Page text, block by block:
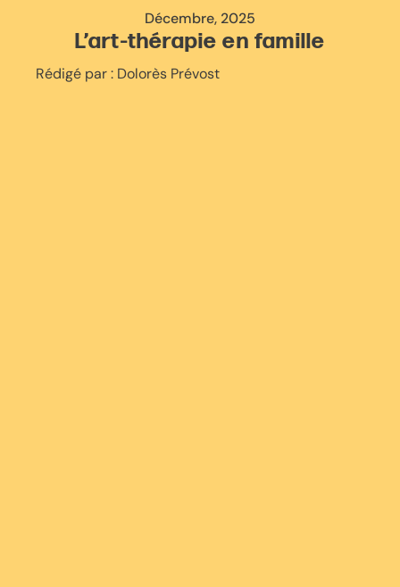
Décembre, 2025
L’art-thérapie en famille
Rédigé par : Dolorès Prévost